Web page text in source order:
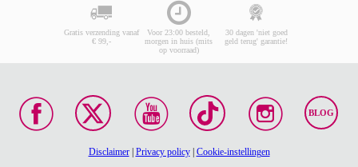
Gratis verzending vanaf
€ 99,-
Voor 23:00 besteld,
morgen in huis (mits
op voorraad)
30 dagen 'niet goed
geld terug' garantie!
BLOG
Disclaimer| Privacy policy| Cookie-instellingen